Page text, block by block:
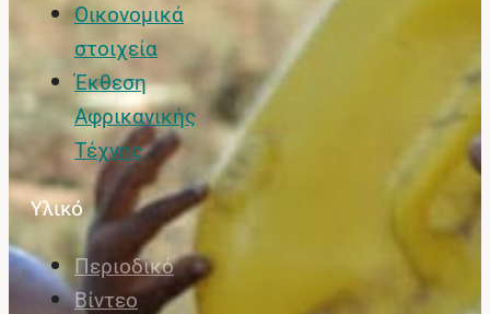
Οικονομικά
στοιχεία
Έκθεση
Αφρικανικής
Τέχνης
Υλικό
Περιοδικό
Βίντεο